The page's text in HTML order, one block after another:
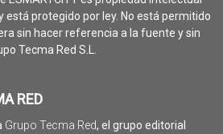
está protegido por ley. No está permitido
sin hacer referencia a la fuente y sin
Tecma Red S.L.
RED
Grupo Tecma Red, el grupo editorial